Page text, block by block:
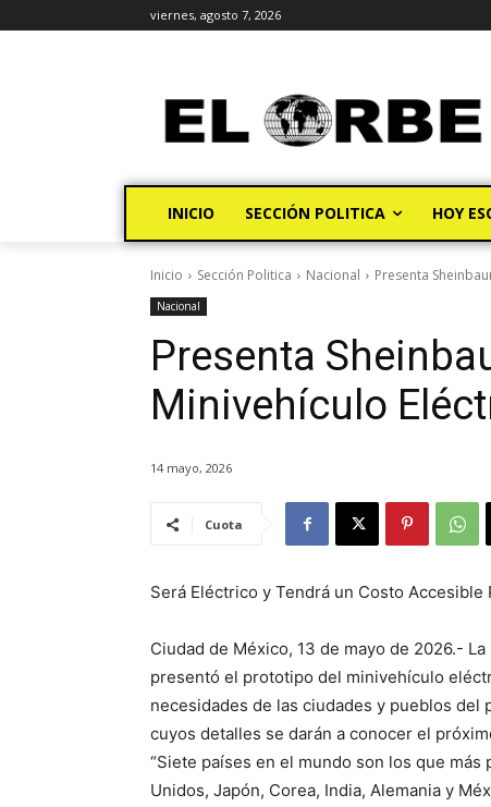
viernes, agosto 7, 2026
INICIO SECCIÓN POLITICA HOY
Inicio Sección Politica Nacional Presenta
Nacional
Presenta
Minivehículo
14 mayo, 2026
Cuota
Será Eléctrico y Tendrá un Costo Accesible
Ciudad de México, 13 de mayo de 2026.-
presentó el prototipo del minivehículo
necesidades de las ciudades y pueblos del
cuyos detalles se darán a conocer el
“Siete países en el mundo son los que
Unidos, Japón, Corea, India, Alemania y